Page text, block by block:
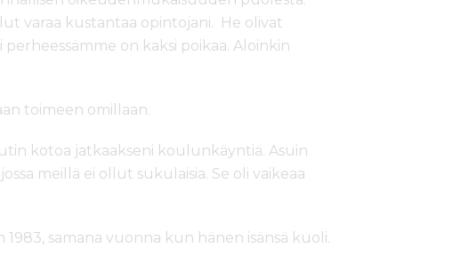
varaa kustantaa opintojani. He olivat
perheessämme on kaksi poikaa. Aloinkin
toimeen omillaan.
kotoa jatkaakseni koulunkäyntiä. Asuin
meillä ei ollut sukulaisia. Se oli vaikeaa
samana vuonna kun hänen isänsä kuoli.